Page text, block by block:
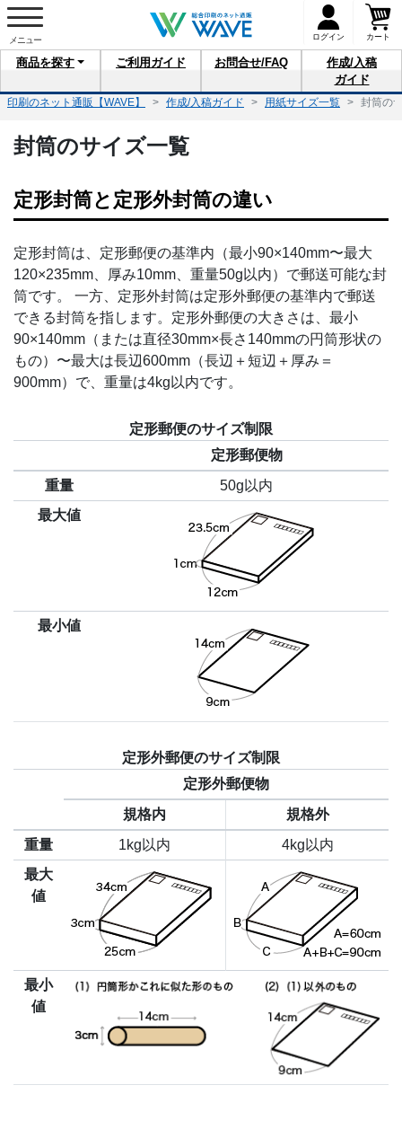
ログイン カート
商品を探す ご利用 ガイド お問合せ/FAQ
作成/入稿
ガイド
印刷のネット通販【WAVE】 作成/入稿ガイド 用紙サイズ一覧 封筒の
封筒のサイズ一覧
定形封筒と定形外封筒の違い
定形封筒は、定形郵便の基準内（最小90×140mm〜最大
120×235mm、厚み10mm、重量50g以内）で郵送可能な封
筒です。 一方、定形外封筒は定形外郵便の基準内で郵送
できる封筒を指します。定形外郵便の大きさは、最小
90×140mm（または直径30mm×長さ140mmの円筒形状の
もの）〜最大は長辺600mm（長辺＋短辺＋厚み＝
900mm）で、重量は4kg以内です。
定形郵便のサイズ制限
定形郵便物
重量
50g以内
最大値
最小値
定形外郵便のサイズ制限
定形外郵便物
規格内
規格外
重量
1kg以内
4kg以内
最大
値
最小
値